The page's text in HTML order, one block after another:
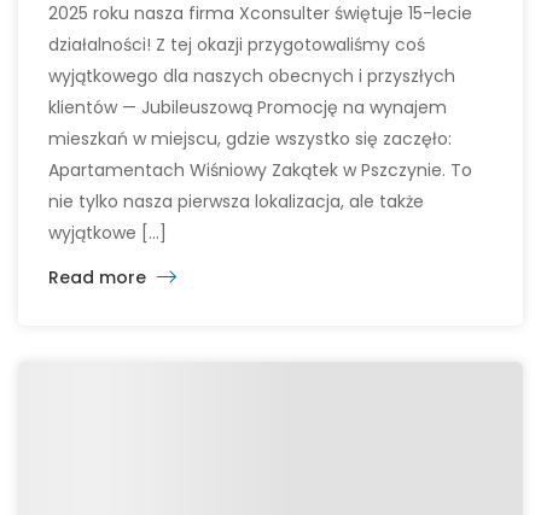
2025 roku nasza firma Xconsulter świętuje 15-lecie
działalności! Z tej okazji przygotowaliśmy coś
wyjątkowego dla naszych obecnych i przyszłych
klientów — Jubileuszową Promocję na wynajem
mieszkań w miejscu, gdzie wszystko się zaczęło:
Apartamentach Wiśniowy Zakątek w Pszczynie. To
nie tylko nasza pierwsza lokalizacja, ale także
wyjątkowe […]
Read more